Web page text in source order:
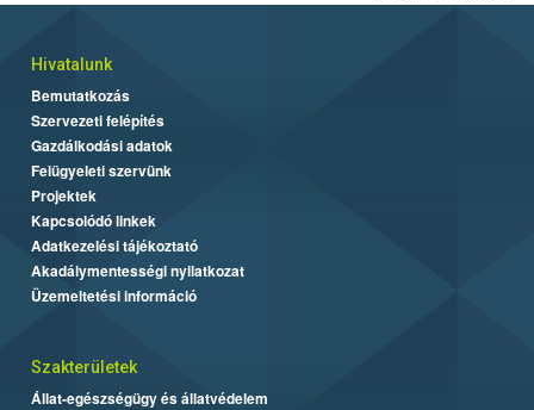
Hivatalunk
Bemutatkozás
Szervezeti felépítés
Gazdálkodási adatok
Felügyeleti szervünk
Projektek
Kapcsolódó linkek
Adatkezelési tájékoztató
Akadálymentességi nyilatkozat
Üzemeltetési információ
Szakterületek
Állat-egészségügy és állatvédelem